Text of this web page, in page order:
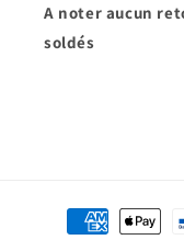
A noter aucun
soldés
Moyens